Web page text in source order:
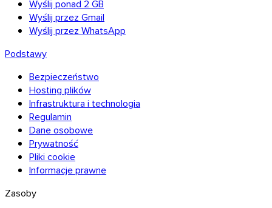
Wyślij ponad 2 GB
Wyślij przez Gmail
Wyślij przez WhatsApp
Podstawy
Bezpieczeństwo
Hosting plików
Infrastruktura i technologia
Regulamin
Dane osobowe
Prywatność
Pliki cookie
Informacje prawne
Zasoby